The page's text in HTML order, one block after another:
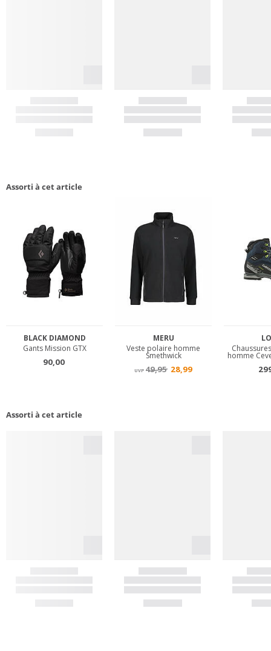
Assorti à cet article
Assorti à cet article